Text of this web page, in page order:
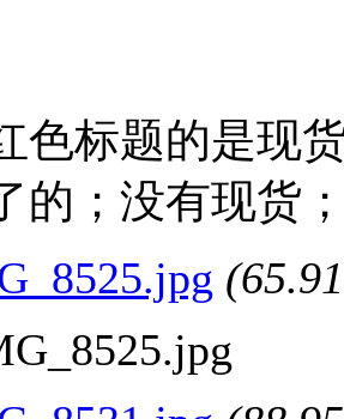
色标题的是现
的；没有现货